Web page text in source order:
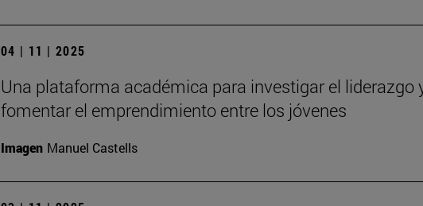
04 | 11 | 2025
Una plataforma académica para investigar el liderazgo
fomentar el emprendimiento entre los jóvenes
Imagen Manuel Castells